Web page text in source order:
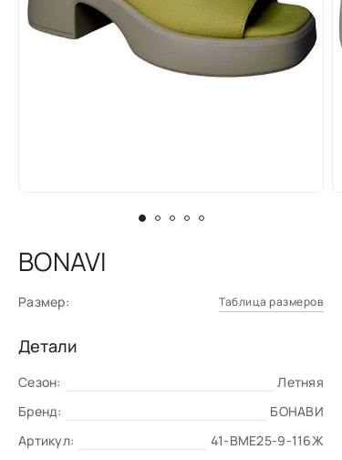
BONAVI
Размер: Таблица размеров
Детали
Сезон:
Летняя
Бренд:
БОНАВИ
Артикул:
41-BME25-9-116Ж